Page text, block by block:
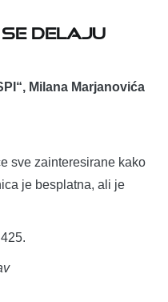
se delaju
Milana Marjanovića
sve zainteresirane kako
je besplatna, ali je